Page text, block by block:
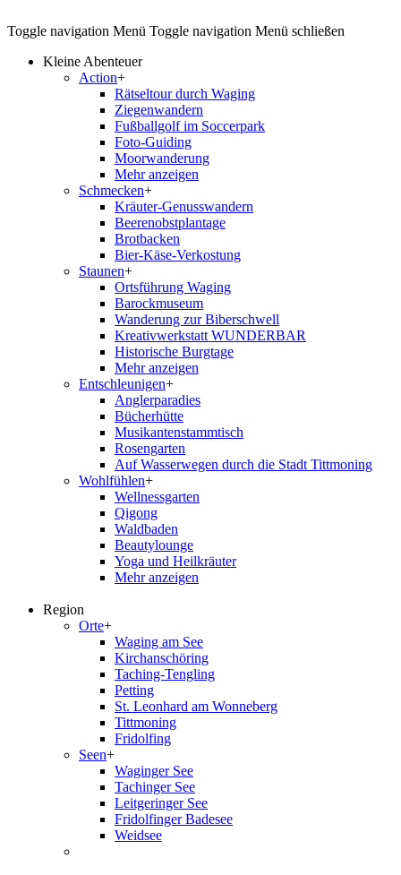
Toggle navigation Menü Toggle navigation Menü schließen
Kleine Abenteuer
Action+
Rätseltour durch Waging
Ziegenwandern
Fußballgolf im Soccerpark
Foto-Guiding
Moorwanderung
Mehr anzeigen
Schmecken+
Kräuter-Genusswandern
Beerenobstplantage
Brotbacken
Bier-Käse-Verkostung
Staunen+
Ortsführung Waging
Barockmuseum
Wanderung zur Biberschwell
Kreativwerkstatt WUNDERBAR
Historische Burgtage
Mehr anzeigen
Entschleunigen+
Anglerparadies
Bücherhütte
Musikantenstammtisch
Rosengarten
Auf Wasserwegen durch die Stadt Tittmoning
Wohlfühlen+
Wellnessgarten
Qigong
Waldbaden
Beautylounge
Yoga und Heilkräuter
Mehr anzeigen
Region
Orte+
Waging am See
Kirchanschöring
Taching-Tengling
Petting
St. Leonhard am Wonneberg
Tittmoning
Fridolfing
Seen+
Waginger See
Tachinger See
Leitgeringer See
Fridolfinger Badesee
Weidsee